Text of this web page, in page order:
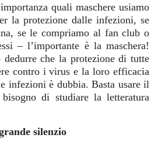
quali maschere usiamo
la protezione dalle infezioni, se
se le compriamo al fan club o
– l’importante è la maschera!
dedurre che la protezione di tutte
contro i virus e la loro efficacia
infezioni è dubbia. Basta usare il
di studiare la letteratura
silenzio